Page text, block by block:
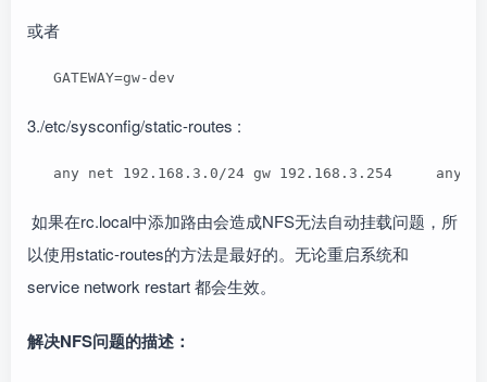
或者
   GATEWAY=gw-dev
3./etc/sysconfig/static-routes :
any net 192.168.3.0/24 gw 192.168.3.254     any
如果在rc.local中添加路由会造成NFS无法自动挂载问题，所
以使用static-routes的方法是最好的。无论重启系统和
service network restart 都会生效。
解决NFS问题的描述：